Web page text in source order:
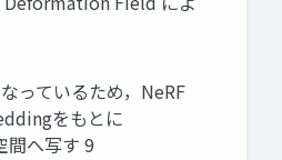
っているため，NeRF
をもとに
へ写す 9